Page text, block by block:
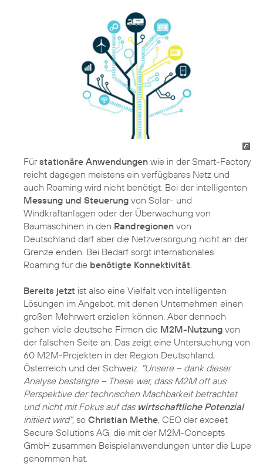
Fürstationäre Anwendungen wie in der Smart-Factory
reicht dagegen meistens ein verfügbares Netz und
auch Roaming wird nicht benötigt. Bei der intelligenten
Messung und Steuerung von Solar- und
Windkraftanlagen oder der Überwachung von
Baumaschinen in den Randregionen von
Deutschland darf aber die Netzversorgung nicht an der
Grenze enden. Bei Bedarf sorgt internationales
Roaming für die benötigte Konnektivität
Bereits jetzt ist also eine Vielfalt von intelligenten
Lösungen im Angebot, mit denen Unternehmen einen
großen Mehrwert erzielen können. Aber dennoch
gehen viele deutsche Firmen die M2M-Nutzung von
der falschen Seite an. Das zeigt eine Untersuchung von
60 M2M-Projekten in der Region Deutschland,
Österreich und der Schweiz. "Unsere – dank dieser
Analyse bestätigte – These war, dass M2M oft aus
Perspektive der technischen Machbarkeit betrachtet
und nicht mit Fokus auf das wirtschaftliche Potenzial
initiiert wird", so Christian Methe, CEO der exceet
Secure Solutions AG, die mit der M2M-Concepts
GmbH zusammen Beispielanwendungen unter die Lupe
genommen hat.